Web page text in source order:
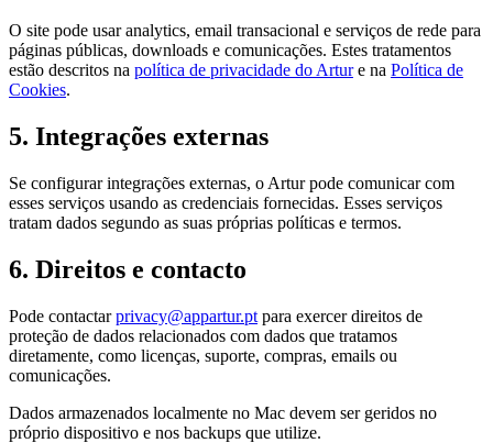
O site pode usar analytics, email transacional e serviços de rede para
páginas públicas, downloads e comunicações. Estes tratamentos
estão descritos na política de privacidade do Arture na Política de
Cookies.
5. Integrações externas
Se configurar integrações externas, o Artur pode comunicar com
esses serviços usando as credenciais fornecidas. Esses serviços
tratam dados segundo as suas próprias políticas e termos.
6. Direitos e contacto
Pode contactarprivacy@appartur.pt para exercer direitos de
proteção de dados relacionados com dados que tratamos
diretamente, como licenças, suporte, compras, emails ou
comunicações.
Dados armazenados localmente no Mac devem ser geridos no
próprio dispositivo e nos backups que utilize.